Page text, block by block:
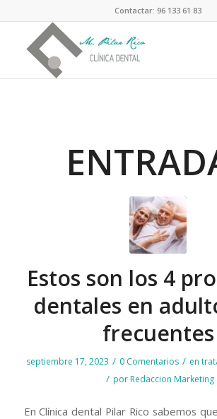
Contactar: 96 133 61 83
Estos son los 4
dentales en
frecuentes
septiembre 17, 2023 / 0 Comentarios / en
/ por Redaccion Marketing
En Clínica dental Pilar Rico sabemos